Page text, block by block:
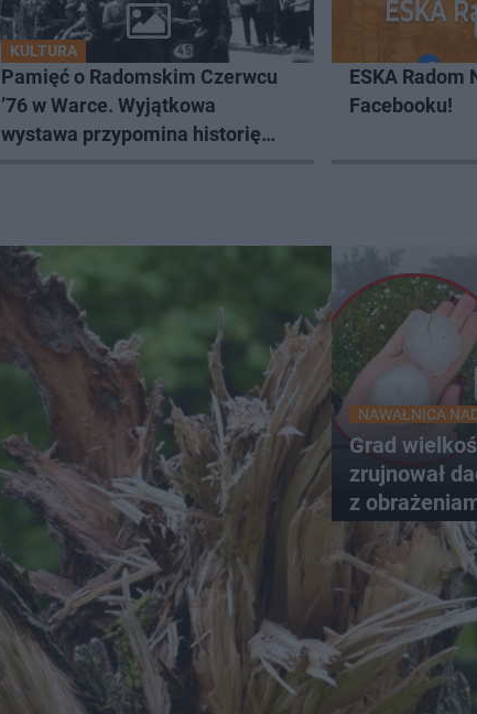
KULTURA
Pamięć o Radomskim Czerwcu
’76 w Warce. Wyjątkowa
wystawa przypomina historię
ESKA Radom
Facebooku!
NAWAŁNICA
Grad
zrujnował
z
szpitala